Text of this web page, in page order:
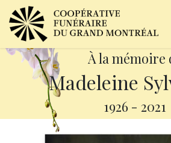
À la mémoire
Madeleine
1926 - 2021